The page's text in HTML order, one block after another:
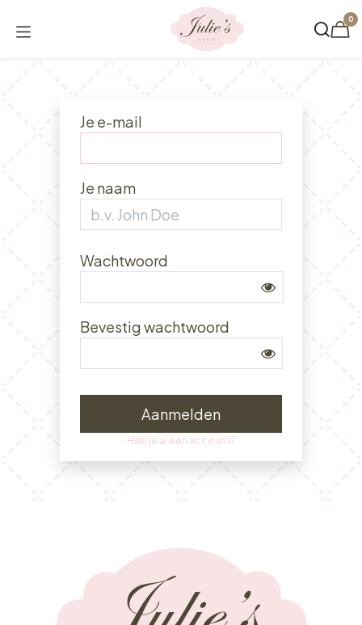
0
Je e-mail
Je naam
Wachtwoord
Bevestig wachtwoord
Aanmelden
Heb je al een account?